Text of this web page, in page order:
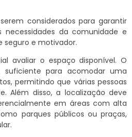
considerados para garantir
da comunidade e
e motivador.
avaliar o espaço disponível. O
para acomodar uma
permitindo que várias pessoas
Além disso, a localização deve
em áreas com alta
parques públicos ou praças,